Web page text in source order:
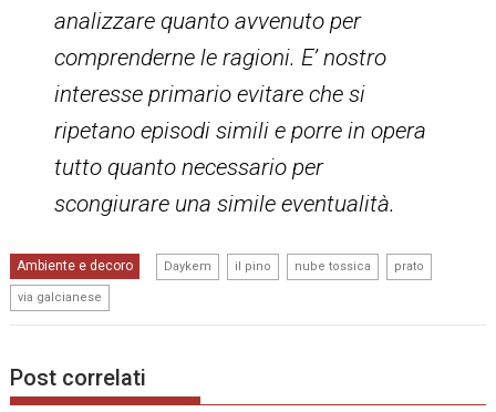
analizzare quanto avvenuto per
comprenderne le ragioni. E’ nostro
interesse primario evitare che si
ripetano episodi simili e porre in opera
tutto quanto necessario per
scongiurare una simile eventualità.
Ambiente e decoro Daykem il pino nube tossica prato
via galcianese
Post correlati